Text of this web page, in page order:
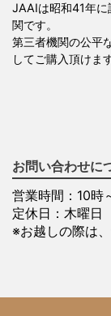
JAAIは昭和41年に
関です。
第三者機関の公平
してご購入頂けます
お問い合わせに
営業時間：10時
定休日：木曜日
※お越しの際は